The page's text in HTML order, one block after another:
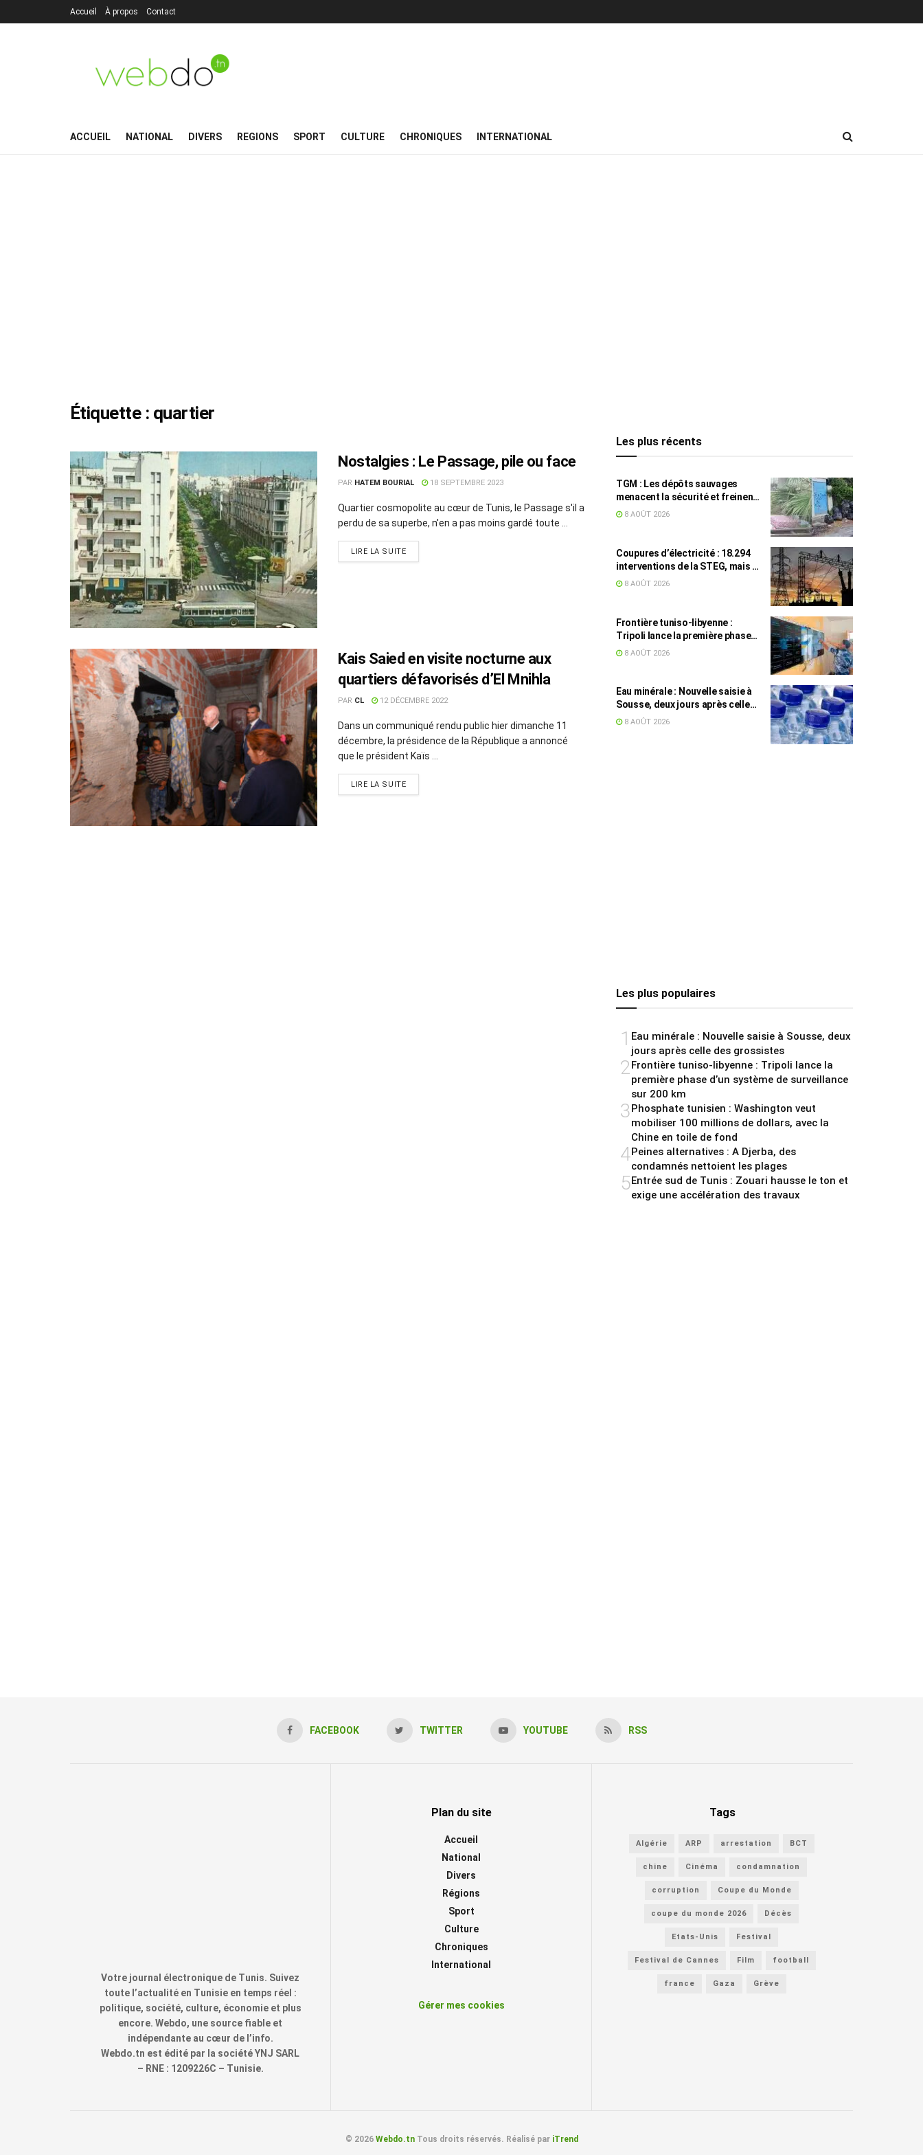
Accueil À propos Contact
ACCUEIL NATIONAL DIVERS REGIONS SPORT CULTURE CHRONIQUES INTERNATIONAL
Étiquette : quartier
Nostalgies : Le Passage, pile ou face
PAR HATEM BOURIAL 18 SEPTEMBRE 2023
Quartier cosmopolite au cœur de Tunis, le Passage s'il a
perdu de sa superbe, n'en a pas moins gardé toute ...
LIRE LA SUITE
Kais Saied en visite nocturne aux
quartiers défavorisés d’El Mnihla
PAR CL 12 DÉCEMBRE 2022
Dans un communiqué rendu public hier dimanche 11
décembre, la présidence de la République a annoncé
que le président Kaïs ...
LIRE LA SUITE
Les plus récents
TGM : Les dépôts sauvages
menacent la sécurité et freinent
les travaux
8 AOÛT 2026
Coupures d’électricité : 18.294
interventions de la STEG, mais la
colère ne retombe pas
8 AOÛT 2026
Frontière tuniso-libyenne :
Tripoli lance la première phase
d’un système de surveillance sur
8 AOÛT 2026
Eau minérale : Nouvelle saisie à
Sousse, deux jours après celle
des grossistes
8 AOÛT 2026
Les plus populaires
1 Eau minérale : Nouvelle saisie à Sousse, deux
jours après celle des grossistes
2Frontière tuniso-libyenne : Tripoli lance la
première phase d’un système de surveillance
sur 200 km
3Phosphate tunisien : Washington veut
mobiliser 100 millions de dollars, avec la
Chine en toile de fond
4Peines alternatives : A Djerba, des
condamnés nettoient les plages
5Entrée sud de Tunis : Zouari hausse le ton et
exige une accélération des travaux
FACEBOOK TWITTER YOUTUBE RSS
Votre journal électronique de Tunis. Suivez
toute l’actualité en Tunisie en temps réel :
politique, société, culture, économie et plus
encore. Webdo, une source fiable et
indépendante au cœur de l’info.
Webdo.tn est édité par la société YNJ SARL
– RNE : 1209226C – Tunisie.
Plan du site
Accueil
National
Divers
Régions
Sport
Culture
Chroniques
International
Gérer mes cookies
Tags
Algérie ARP arrestation BCT
chine Cinéma condamnation
corruption Coupe du Monde
coupe du monde 2026 Décès
Etats-Unis Festival
Festival de Cannes Film football
france Gaza Grève
© 2026 Webdo.tnTous droits réservés. Réalisé par iTrend